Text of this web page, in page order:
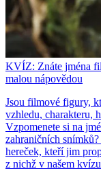
KVÍZ: Znáte jména
malou nápovědou
Jsou filmové figury,
vzhledu, charakteru,
Vzpomenete si na
zahraničních
hereček, kteří jim
z nichž v našem